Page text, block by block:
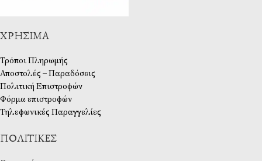
ΧΡΉΣΙΜΑ
Τρόποι Πληρωμής
Αποστολές – Παραδόσεις
Πολιτική Επιστροφών
Φόρμα επιστροφών
Τηλεφωνικές Παραγγελίες
ΠΟΛΙΤΙΚΈΣ